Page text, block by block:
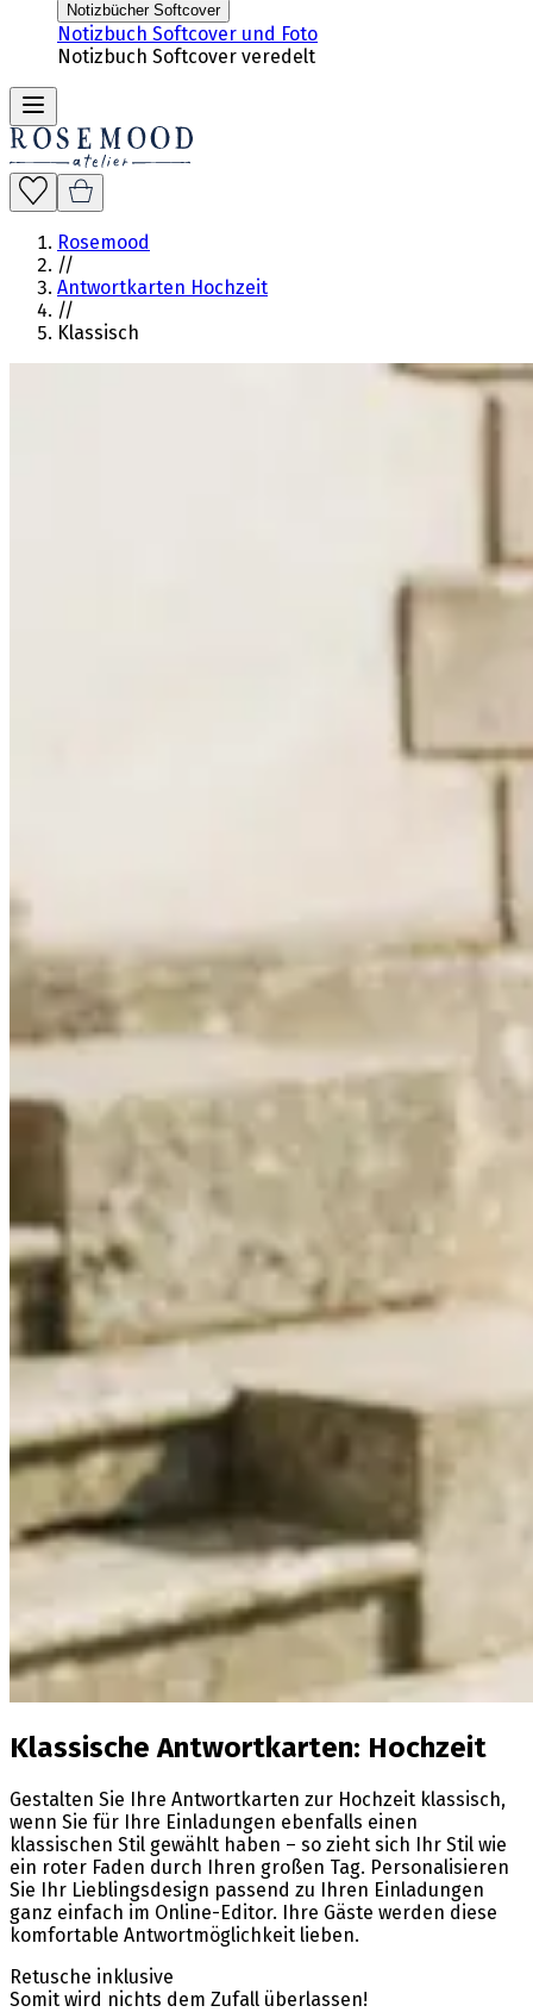
Notizbücher Softcover
Notizbuch Softcover und Foto
Notizbuch Softcover veredelt
Rosemood
//
Antwortkarten Hochzeit
//
Klassisch
Klassische Antwortkarten: Hochzeit
Gestalten Sie Ihre Antwortkarten zur Hochzeit klassisch,
wenn Sie für Ihre Einladungen ebenfalls einen
klassischen Stil gewählt haben – so zieht sich Ihr Stil wie
ein roter Faden durch Ihren großen Tag. Personalisieren
Sie Ihr Lieblingsdesign passend zu Ihren Einladungen
ganz einfach im Online-Editor. Ihre Gäste werden diese
komfortable Antwortmöglichkeit lieben.
Retusche inklusive
Somit wird nichts dem Zufall überlassen!